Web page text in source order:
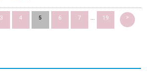
3 4 5 6 7 ... 19 >